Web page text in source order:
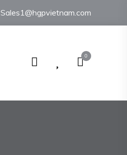
Sales1@hgpvietnam.com
0